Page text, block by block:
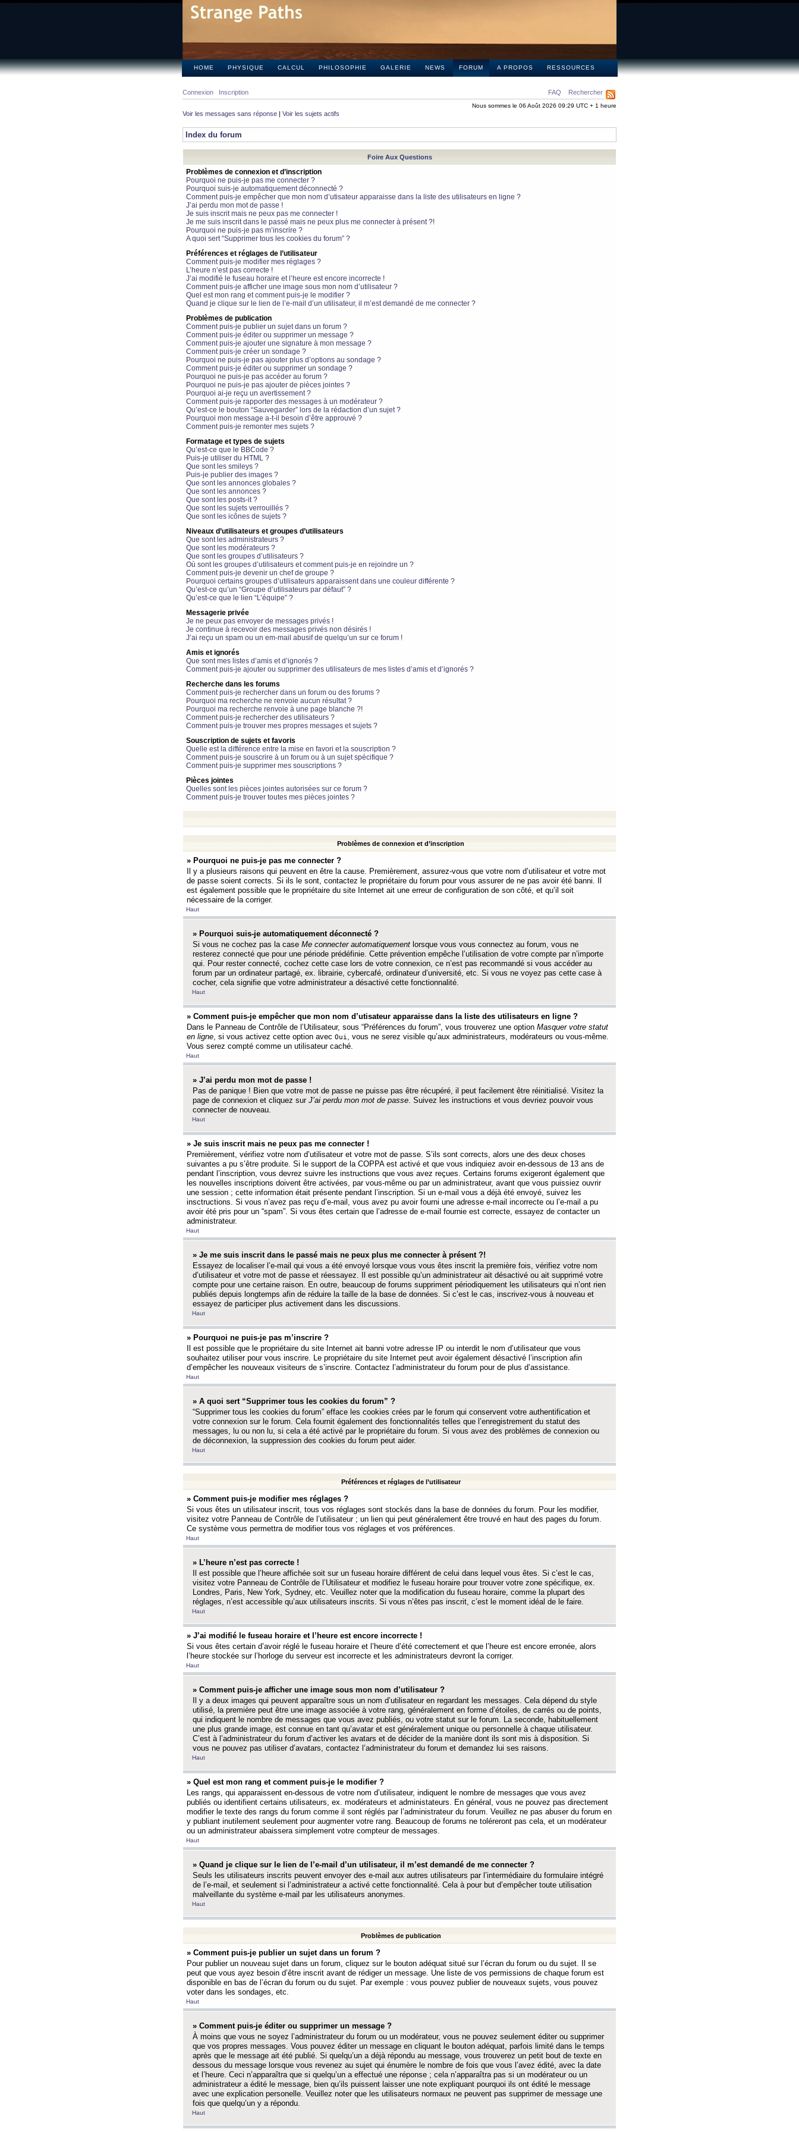
HOME PHYSIQUE CALCUL PHILOSOPHIE GALERIE NEWS FORUM A PROPOS RESSOURCES
FAQ Rechercher
Connexion Inscription
Nous sommes le 06 Août 2026 09:29 UTC + 1 heure
Voir les messages sans réponse | Voir les sujets actifs
Index du forum
Foire Aux Questions
Problèmes de connexion et d’inscription
Pourquoi ne puis-je pas me connecter ?
Pourquoi suis-je automatiquement déconnecté ?
Comment puis-je empêcher que mon nom d’utisateur apparaisse dans la liste des utilisateurs en ligne ?
J’ai perdu mon mot de passe !
Je suis inscrit mais ne peux pas me connecter !
Je me suis inscrit dans le passé mais ne peux plus me connecter à présent ?!
Pourquoi ne puis-je pas m’inscrire ?
A quoi sert “Supprimer tous les cookies du forum” ?
Préférences et réglages de l’utilisateur
Comment puis-je modifier mes réglages ?
L’heure n’est pas correcte !
J’ai modifié le fuseau horaire et l’heure est encore incorrecte !
Comment puis-je afficher une image sous mon nom d’utilisateur ?
Quel est mon rang et comment puis-je le modifier ?
Quand je clique sur le lien de l’e-mail d’un utilisateur, il m’est demandé de me connecter ?
Problèmes de publication
Comment puis-je publier un sujet dans un forum ?
Comment puis-je éditer ou supprimer un message ?
Comment puis-je ajouter une signature à mon message ?
Comment puis-je créer un sondage ?
Pourquoi ne puis-je pas ajouter plus d’options au sondage ?
Comment puis-je éditer ou supprimer un sondage ?
Pourquoi ne puis-je pas accéder au forum ?
Pourquoi ne puis-je pas ajouter de pièces jointes ?
Pourquoi ai-je reçu un avertissement ?
Comment puis-je rapporter des messages à un modérateur ?
Qu’est-ce le bouton “Sauvegarder” lors de la rédaction d’un sujet ?
Pourquoi mon message a-t-il besoin d’être approuvé ?
Comment puis-je remonter mes sujets ?
Formatage et types de sujets
Qu’est-ce que le BBCode ?
Puis-je utiliser du HTML ?
Que sont les smileys ?
Puis-je publier des images ?
Que sont les annonces globales ?
Que sont les annonces ?
Que sont les posts-it ?
Que sont les sujets verrouillés ?
Que sont les icônes de sujets ?
Niveaux d’utilisateurs et groupes d’utilisateurs
Que sont les administrateurs ?
Que sont les modérateurs ?
Que sont les groupes d’utilisateurs ?
Où sont les groupes d’utilisateurs et comment puis-je en rejoindre un ?
Comment puis-je devenir un chef de groupe ?
Pourquoi certains groupes d’utilisateurs apparaissent dans une couleur différente ?
Qu’est-ce qu’un “Groupe d’utilisateurs par défaut” ?
Qu’est-ce que le lien “L’équipe” ?
Messagerie privée
Je ne peux pas envoyer de messages privés !
Je continue à recevoir des messages privés non désirés !
J’ai reçu un spam ou un em-mail abusif de quelqu’un sur ce forum !
Amis et ignorés
Que sont mes listes d’amis et d’ignorés ?
Comment puis-je ajouter ou supprimer des utilisateurs de mes listes d’amis et d’ignorés ?
Recherche dans les forums
Comment puis-je rechercher dans un forum ou des forums ?
Pourquoi ma recherche ne renvoie aucun résultat ?
Pourquoi ma recherche renvoie à une page blanche ?!
Comment puis-je rechercher des utilisateurs ?
Comment puis-je trouver mes propres messages et sujets ?
Souscription de sujets et favoris
Quelle est la différence entre la mise en favori et la souscription ?
Comment puis-je souscrire à un forum ou à un sujet spécifique ?
Comment puis-je supprimer mes souscriptions ?
Pièces jointes
Quelles sont les pièces jointes autorisées sur ce forum ?
Comment puis-je trouver toutes mes pièces jointes ?
Problèmes de connexion et d’inscription
» Pourquoi ne puis-je pas me connecter ?
Il y a plusieurs raisons qui peuvent en être la cause. Premièrement, assurez-vous que votre nom d’utilisateur et votre mot
de passe soient corrects. Si ils le sont, contactez le propriétaire du forum pour vous assurer de ne pas avoir été banni. Il
est également possible que le propriétaire du site Internet ait une erreur de configuration de son côté, et qu’il soit
nécessaire de la corriger.
Haut
» Pourquoi suis-je automatiquement déconnecté ?
Si vous ne cochez pas la case Me connecter automatiquement lorsque vous vous connectez au forum, vous ne
resterez connecté que pour une période prédéfinie. Cette prévention empêche l’utilisation de votre compte par n’importe
qui. Pour rester connecté, cochez cette case lors de votre connexion, ce n’est pas recommandé si vous accéder au
forum par un ordinateur partagé, ex. librairie, cybercafé, ordinateur d’université, etc. Si vous ne voyez pas cette case à
cocher, cela signifie que votre administrateur a désactivé cette fonctionnalité.
Haut
» Comment puis-je empêcher que mon nom d’utisateur apparaisse dans la liste des utilisateurs en ligne ?
Dans le Panneau de Contrôle de l’Utilisateur, sous “Préférences du forum”, vous trouverez une option Masquer votre statut
en ligne, si vous activez cette option avec Oui , vous ne serez visible qu’aux administrateurs, modérateurs ou vous-même.
Vous serez compté comme un utilisateur caché.
Haut
» J’ai perdu mon mot de passe !
Pas de panique ! Bien que votre mot de passe ne puisse pas être récupéré, il peut facilement être réinitialisé. Visitez la
page de connexion et cliquez sur J’ai perdu mon mot de passe. Suivez les instructions et vous devriez pouvoir vous
connecter de nouveau.
Haut
» Je suis inscrit mais ne peux pas me connecter !
Premièrement, vérifiez votre nom d’utilisateur et votre mot de passe. S’ils sont corrects, alors une des deux choses
suivantes a pu s’être produite. Si le support de la COPPA est activé et que vous indiquiez avoir en-dessous de 13 ans de
pendant l’inscription, vous devrez suivre les instructions que vous avez reçues. Certains forums exigeront également que
les nouvelles inscriptions doivent être activées, par vous-même ou par un administrateur, avant que vous puissiez ouvrir
une session ; cette information était présente pendant l’inscription. Si un e-mail vous a déjà été envoyé, suivez les
insctructions. Si vous n’avez pas reçu d’e-mail, vous avez pu avoir fourni une adresse e-mail incorrecte ou l’e-mail a pu
avoir été pris pour un “spam”. Si vous êtes certain que l’adresse de e-mail fournie est correcte, essayez de contacter un
administrateur.
Haut
» Je me suis inscrit dans le passé mais ne peux plus me connecter à présent ?!
Essayez de localiser l’e-mail qui vous a été envoyé lorsque vous vous êtes inscrit la première fois, vérifiez votre nom
d’utilisateur et votre mot de passe et réessayez. Il est possible qu’un administrateur ait désactivé ou ait supprimé votre
compte pour une certaine raison. En outre, beaucoup de forums suppriment périodiquement les utilisateurs qui n’ont rien
publiés depuis longtemps afin de réduire la taille de la base de données. Si c’est le cas, inscrivez-vous à nouveau et
essayez de participer plus activement dans les discussions.
Haut
» Pourquoi ne puis-je pas m’inscrire ?
Il est possible que le propriétaire du site Internet ait banni votre adresse IP ou interdit le nom d’utilisateur que vous
souhaitez utiliser pour vous inscrire. Le propriétaire du site Internet peut avoir également désactivé l’inscription afin
d’empêcher les nouveaux visiteurs de s’inscrire. Contactez l’administrateur du forum pour de plus d’assistance.
Haut
» A quoi sert “Supprimer tous les cookies du forum” ?
“Supprimer tous les cookies du forum” efface les cookies crées par le forum qui conservent votre authentification et
votre connexion sur le forum. Cela fournit également des fonctionnalités telles que l’enregistrement du statut des
messages, lu ou non lu, si cela a été activé par le propriétaire du forum. Si vous avez des problèmes de connexion ou
de déconnexion, la suppression des cookies du forum peut aider.
Haut
Préférences et réglages de l’utilisateur
» Comment puis-je modifier mes réglages ?
Si vous êtes un utilisateur inscrit, tous vos réglages sont stockés dans la base de données du forum. Pour les modifier,
visitez votre Panneau de Contrôle de l’utilisateur ; un lien qui peut généralement être trouvé en haut des pages du forum.
Ce système vous permettra de modifier tous vos réglages et vos préférences.
Haut
» L’heure n’est pas correcte !
Il est possible que l’heure affichée soit sur un fuseau horaire différent de celui dans lequel vous êtes. Si c’est le cas,
visitez votre Panneau de Contrôle de l’Utilisateur et modifiez le fuseau horaire pour trouver votre zone spécifique, ex.
Londres, Paris, New York, Sydney, etc. Veuillez noter que la modification du fuseau horaire, comme la plupart des
réglages, n’est accessible qu’aux utilisateurs inscrits. Si vous n’êtes pas inscrit, c’est le moment idéal de le faire.
Haut
» J’ai modifié le fuseau horaire et l’heure est encore incorrecte !
Si vous êtes certain d’avoir réglé le fuseau horaire et l’heure d’été correctement et que l’heure est encore erronée, alors
l’heure stockée sur l’horloge du serveur est incorrecte et les administrateurs devront la corriger.
Haut
» Comment puis-je afficher une image sous mon nom d’utilisateur ?
Il y a deux images qui peuvent apparaître sous un nom d’utilisateur en regardant les messages. Cela dépend du style
utilisé, la première peut être une image associée à votre rang, généralement en forme d’étoiles, de carrés ou de points,
qui indiquent le nombre de messages que vous avez publiés, ou votre statut sur le forum. La seconde, habituellement
une plus grande image, est connue en tant qu’avatar et est généralement unique ou personnelle à chaque utilisateur.
C’est à l’administrateur du forum d’activer les avatars et de décider de la manière dont ils sont mis à disposition. Si
vous ne pouvez pas utiliser d’avatars, contactez l’administrateur du forum et demandez lui ses raisons.
Haut
» Quel est mon rang et comment puis-je le modifier ?
Les rangs, qui apparaissent en-dessous de votre nom d’utilisateur, indiquent le nombre de messages que vous avez
publiés ou identifient certains utilisateurs, ex. modérateurs et administateurs. En général, vous ne pouvez pas directement
modifier le texte des rangs du forum comme il sont réglés par l’administrateur du forum. Veuillez ne pas abuser du forum en
y publiant inutilement seulement pour augmenter votre rang. Beaucoup de forums ne toléreront pas cela, et un modérateur
ou un administrateur abaissera simplement votre compteur de messages.
Haut
» Quand je clique sur le lien de l’e-mail d’un utilisateur, il m’est demandé de me connecter ?
Seuls les utilisateurs inscrits peuvent envoyer des e-mail aux autres utilisateurs par l’intermédiaire du formulaire intégré
de l’e-mail, et seulement si l’administrateur a activé cette fonctionnalité. Cela à pour but d’empêcher toute utilisation
malveillante du système e-mail par les utilisateurs anonymes.
Haut
Problèmes de publication
» Comment puis-je publier un sujet dans un forum ?
Pour publier un nouveau sujet dans un forum, cliquez sur le bouton adéquat situé sur l’écran du forum ou du sujet. Il se
peut que vous ayez besoin d’être inscrit avant de rédiger un message. Une liste de vos permissions de chaque forum est
disponible en bas de l’écran du forum ou du sujet. Par exemple : vous pouvez publier de nouveaux sujets, vous pouvez
voter dans les sondages, etc.
Haut
» Comment puis-je éditer ou supprimer un message ?
À moins que vous ne soyez l’administrateur du forum ou un modérateur, vous ne pouvez seulement éditer ou supprimer
que vos propres messages. Vous pouvez éditer un message en cliquant le bouton adéquat, parfois limité dans le temps
après que le message ait été publié. Si quelqu’un a déjà répondu au message, vous trouverez un petit bout de texte en
dessous du message lorsque vous revenez au sujet qui énumère le nombre de fois que vous l’avez édité, avec la date
et l’heure. Ceci n’apparaîtra que si quelqu’un a effectué une réponse ; cela n’apparaîtra pas si un modérateur ou un
administrateur a édité le message, bien qu’ils puissent laisser une note expliquant pourquoi ils ont édité le message
avec une explication personelle. Veuillez noter que les utilisateurs normaux ne peuvent pas supprimer de message une
fois que quelqu’un y a répondu.
Haut